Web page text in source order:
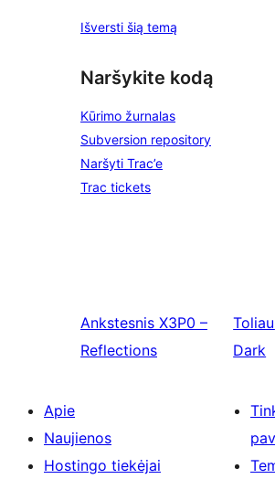
Išversti šią temą
Naršykite kodą
Kūrimo žurnalas
Subversion repository
Naršyti Trac’e
Trac tickets
Ankstesnis X3P0 –
Reflections
Toliau
Dark
Apie
Naujienos
Hostingo tiekėjai